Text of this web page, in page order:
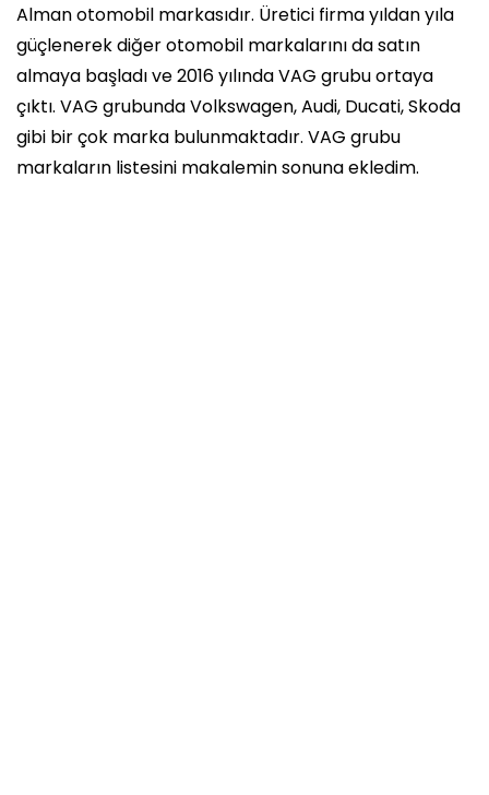
Alman otomobil markasıdır. Üretici firma yıldan yıla
güçlenerek diğer otomobil markalarını da satın
almaya başladı ve 2016 yılında VAG grubu ortaya
çıktı. VAG grubunda Volkswagen, Audi, Ducati, Skoda
gibi bir çok marka bulunmaktadır. VAG grubu
markaların listesini makalemin sonuna ekledim.